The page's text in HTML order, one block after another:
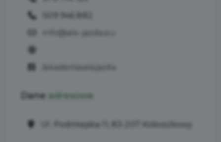
509 946 882
/akademiaalejazda
Dane adresowe
Ul. Podmiejska 11, 83-207 Kokoszkowy